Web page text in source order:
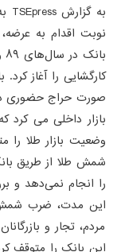
به گزارشTSEpress
نوبت اقدام به
کارگشایی را آغاز
صورت حراج حضوری
بازار داخلی می
وضعیت بازار طلا را
شمش طلا از طریق
را انجام نمی‌دهد و
این مدت، ضرب شمش
مردم، تجار و
این بانک را متوقف